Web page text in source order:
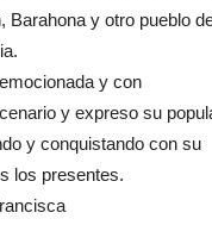
y otro pueblo
y con
y expreso su
y conquistando con su
los presentes.